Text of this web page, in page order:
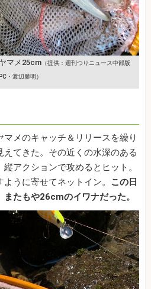
マメ25cm （提供：週刊つりニュース中部版
・渡辺勝明）
メのキャッチ＆リリースを繰り
てきた。その近くの水深のある
アクションで攻めるとヒット。
うに寄せてネットイン。 この日
たもや26cmのイワナだった。